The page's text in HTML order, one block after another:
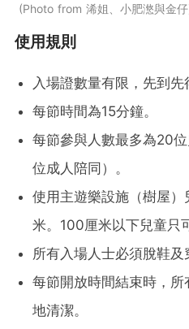
Photo from 浠姐、小肥滺與金仔
使用規則
入場證數量有限，先到先
每節時間為15分鐘。
每節參與人數最多為20
位成人陪同）。
使用主遊樂設施（樹屋
米。100厘米以下兒童只
所有入場人士必須脫鞋及
每節開放時間結束時，
地清潔。